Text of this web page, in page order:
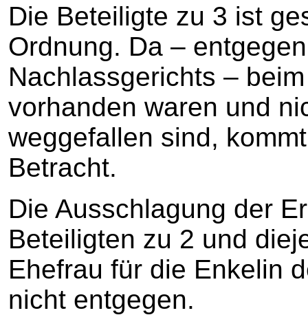
Die Beteiligte zu 3 ist
Ordnung. Da –
Nachlassgerichts –
vorhanden waren und
weggefallen sind,
Betracht.
Die Ausschlagung der
Beteiligten zu 2 und
Ehefrau für die Enkelin
nicht entgegen.